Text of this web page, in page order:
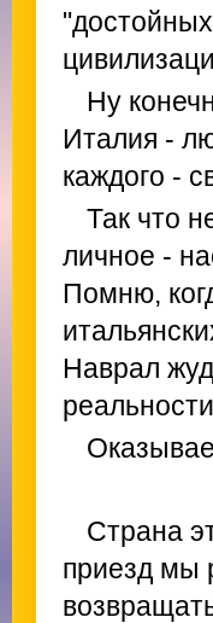
Ну
Италия -
каждого -
Так что
личное -
Помню,
Наврал
Страна
приезд мы